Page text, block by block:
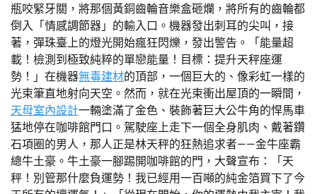
瓶咬緊牙關，將那個黃銅齒輪音樂盒砸爛，將所有的齒輪都
倒入「情感調節器」的輸入口。機器發出刺耳的尖叫，接
著，彈珠臺上的燈光開始瘋狂閃爍，發出警告。「能量超
載！檢測到極致純粹的單戀能量！目標：提升天秤座運
勢！」在機器無毒建材的頂部，一個巨大的、像彩虹一樣的
光束筆直地射向天空。然而，就在光束衝出屋頂的一瞬間，
天母室內設計一輛塗滿了金色、裝飾著巨大公牛角的悍馬車
猛地停在咖啡館門口。駕駛座上走下一個全身肌肉、戴著鑽
石項圈的男人，那人正是林天秤的狂熱追求者——金牛座霸
總牛土豪。牛土豪一腳踢開咖啡館的門，大聲宣布：「天
秤！別管那什麼負運勢！我已經用一百噸的純金箔買下了今